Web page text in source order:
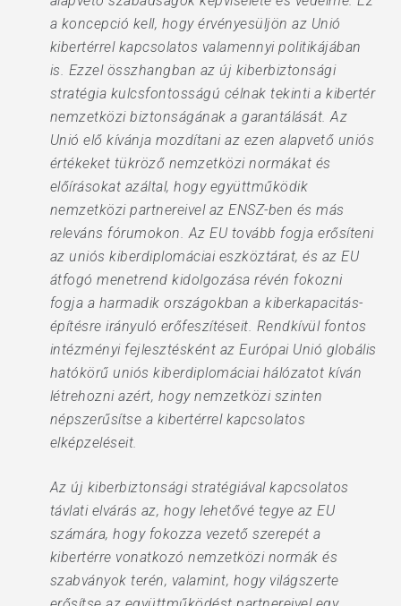
a koncepció kell, hogy érvényesüljön az Unió
kibertérrel kapcsolatos valamennyi politikájában
is. Ezzel összhangban az új kiberbiztonsági
stratégia kulcsfontosságú célnak tekinti a kibertér
nemzetközi biztonságának a garantálását. Az
Unió elő kívánja mozdítani az ezen alapvető uniós
értékeket tükröző nemzetközi normákat és
előírásokat azáltal, hogy együttműködik
nemzetközi partnereivel az ENSZ-ben és más
releváns fórumokon. Az EU tovább fogja erősíteni
az uniós kiberdiplomáciai eszköztárat, és az EU
átfogó menetrend kidolgozása révén fokozni
fogja a harmadik országokban a kiberkapacitás-
építésre irányuló erőfeszítéseit. Rendkívül fontos
intézményi fejlesztésként az Európai Unió globális
hatókörű uniós kiberdiplomáciai hálózatot kíván
létrehozni azért, hogy nemzetközi szinten
népszerűsítse a kibertérrel kapcsolatos
elképzeléseit.
Az új kiberbiztonsági stratégiával kapcsolatos
távlati elvárás az, hogy lehetővé tegye az EU
számára, hogy fokozza vezető szerepét a
kibertérre vonatkozó nemzetközi normák és
szabványok terén, valamint, hogy világszerte